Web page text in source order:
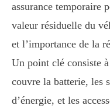
assurance temporaire
valeur résiduelle du
et l’importance de la
Un point clé consiste
couvre la batterie, les
d’énergie, et les